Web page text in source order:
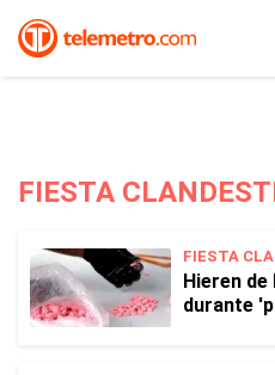
FIESTA
FIESTA
Hieren
durante